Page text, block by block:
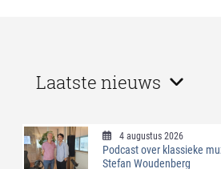
Laatste nieuws
4 augustus 2026
Podcast over klassieke
Stefan Woudenberg